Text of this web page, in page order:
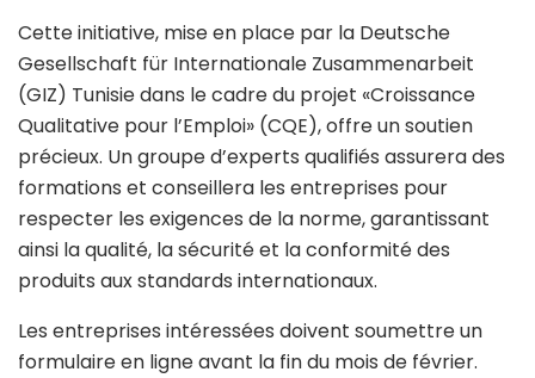
Cette initiative, mise en place par la Deutsche
Gesellschaft für Internationale Zusammenarbeit
(GIZ) Tunisie dans le cadre du projet «Croissance
Qualitative pour l’Emploi» (CQE), offre un soutien
précieux. Un groupe d’experts qualifiés assurera des
formations et conseillera les entreprises pour
respecter les exigences de la norme, garantissant
ainsi la qualité, la sécurité et la conformité des
produits aux standards internationaux.
Les entreprises intéressées doivent soumettre un
formulaire en ligne avant la fin du mois de février.